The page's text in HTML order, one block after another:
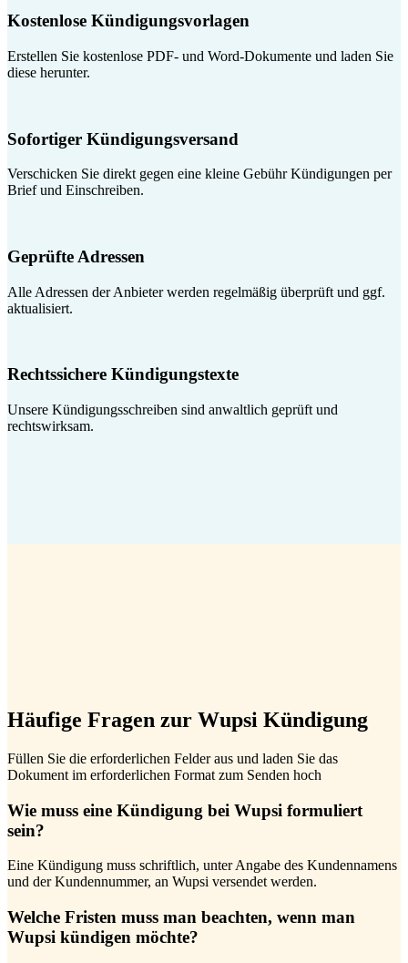
Kostenlose Kündigungsvorlagen
Erstellen Sie kostenlose PDF- und Word-Dokumente und laden Sie
diese herunter.
Sofortiger Kündigungsversand
Verschicken Sie direkt gegen eine kleine Gebühr Kündigungen per
Brief und Einschreiben.
Geprüfte Adressen
Alle Adressen der Anbieter werden regelmäßig überprüft und ggf.
aktualisiert.
Rechtssichere Kündigungstexte
Unsere Kündigungsschreiben sind anwaltlich geprüft und
rechtswirksam.
Häufige Fragen zur Wupsi Kündigung
Füllen Sie die erforderlichen Felder aus und laden Sie das
Dokument im erforderlichen Format zum Senden hoch
Wie muss eine Kündigung bei Wupsi formuliert
sein?
Eine Kündigung muss schriftlich, unter Angabe des Kundennamens
und der Kundennummer, an Wupsi versendet werden.
Welche Fristen muss man beachten, wenn man
Wupsi kündigen möchte?